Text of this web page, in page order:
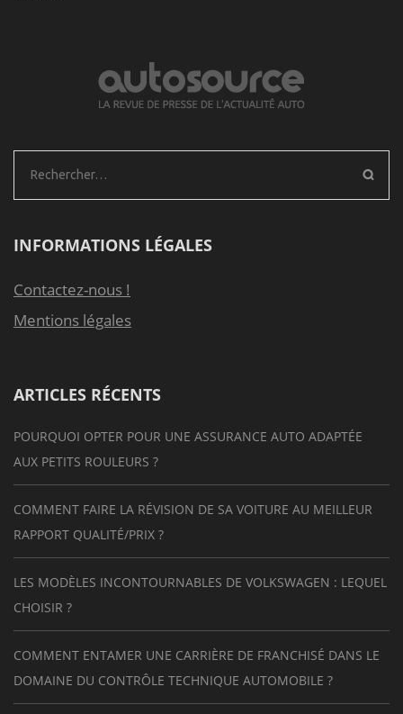
Rechercher :
INFORMATIONS LÉGALES
Contactez-nous !
Mentions légales
ARTICLES RÉCENTS
POURQUOI OPTER POUR UNE ASSURANCE AUTO ADAPTÉE
AUX PETITS ROULEURS ?
COMMENT FAIRE LA RÉVISION DE SA VOITURE AU MEILLEUR
RAPPORT QUALITÉ/PRIX ?
LES MODÈLES INCONTOURNABLES DE VOLKSWAGEN : LEQUEL
CHOISIR ?
COMMENT ENTAMER UNE CARRIÈRE DE FRANCHISÉ DANS LE
DOMAINE DU CONTRÔLE TECHNIQUE AUTOMOBILE ?